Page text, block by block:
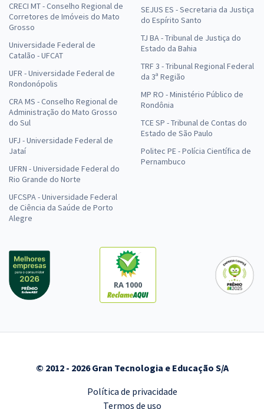
CRECI MT - Conselho Regional de
Corretores de Imóveis do Mato
Grosso
Universidade Federal de
Catalão - UFCAT
UFR - Universidade Federal de
Rondonópolis
CRA MS - Conselho Regional de
Administração do Mato Grosso
do Sul
UFJ - Universidade Federal de
Jataí
UFRN - Universidade Federal do
Rio Grande do Norte
UFCSPA - Universidade Federal
de Ciência da Saúde de Porto
Alegre
SEJUS ES - Secretaria da Justiça
do Espírito Santo
TJ BA - Tribunal de Justiça do
Estado da Bahia
TRF 3 - Tribunal Regional Federal
da 3ª Região
MP RO - Ministério Público de
Rondônia
TCE SP - Tribunal de Contas do
Estado de São Paulo
Politec PE - Polícia Científica de
Pernambuco
RA 1000
© 2012 - 2026 Gran Tecnologia e Educação S/A
Política de privacidade
Termos de uso